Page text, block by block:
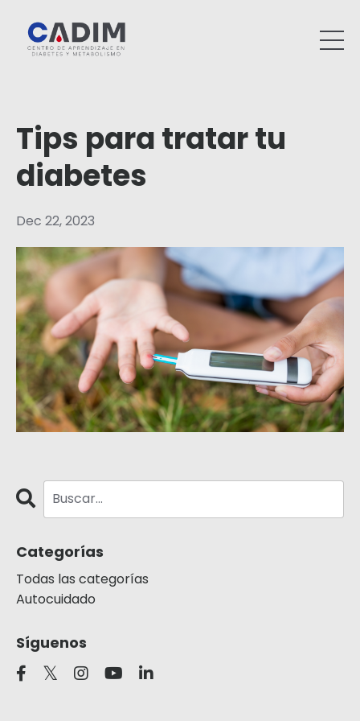
Tips para tratar tu
diabetes
Dec 22, 2023
Categorías
Todas las categorías
Autocuidado
Síguenos